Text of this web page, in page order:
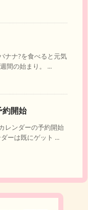
ナナ?を食べると元気
間の始まり。 ...
開始
レンダーの予約開始
ーは既にゲット ...